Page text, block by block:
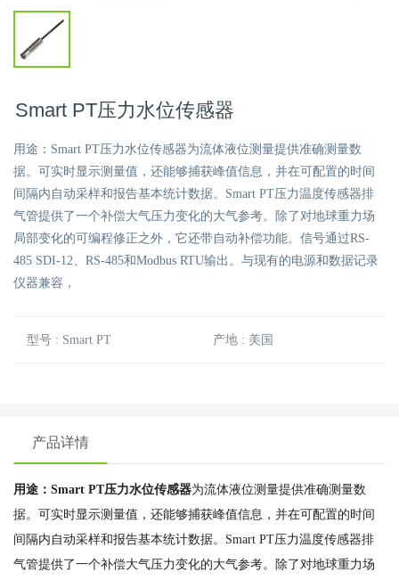
Smart PT压力水位传感器
用途：Smart PT压力水位传感器为流体液位测量提供准确测量数
据。可实时显示测量值，还能够捕获峰值信息，并在可配置的时间
间隔内自动采样和报告基本统计数据。Smart PT压力温度传感器排
气管提供了一个补偿大气压力变化的大气参考。除了对地球重力场
局部变化的可编程修正之外，它还带自动补偿功能。信号通过RS-
485 SDI-12、RS-485和Modbus RTU输出。与现有的电源和数据记录
仪器兼容，
型号 : Smart PT 产地 : 美国
产品详情
用途：Smart PT压力水位传感器为流体液位测量提供准确测量数
据。可实时显示测量值，还能够捕获峰值信息，并在可配置的时间
间隔内自动采样和报告基本统计数据。Smart PT压力温度传感器排
气管提供了一个补偿大气压力变化的大气参考。除了对地球重力场